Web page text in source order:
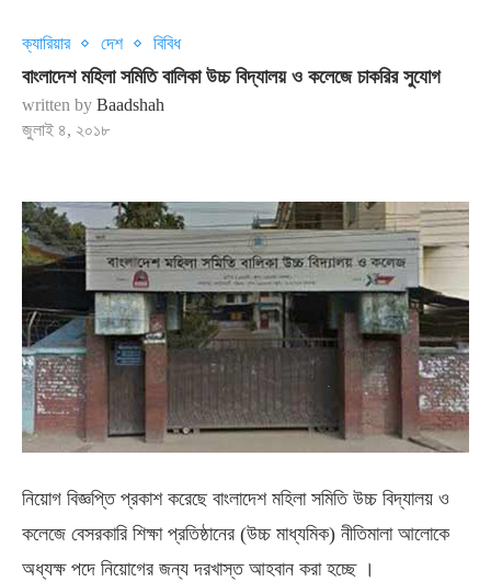
ক্যারিয়ার দেশ বিবিধ
বাংলাদেশ মহিলা সমিতি বালিকা উচ্চ বিদ্যালয় ও কলেজে চাকরির সুযোগ
written by Baadshah
জুলাই ৪, ২০১৮
নিয়োগ বিজ্ঞপ্তি প্রকাশ করেছে বাংলাদেশ মহিলা সমিতি উচ্চ বিদ্যালয় ও
কলেজে বেসরকারি শিক্ষা প্রতিষ্ঠানের (উচ্চ মাধ্যমিক) নীতিমালা আলোকে
অধ্যক্ষ পদে নিয়োগের জন্য দরখাস্ত আহবান করা হচ্ছে ।